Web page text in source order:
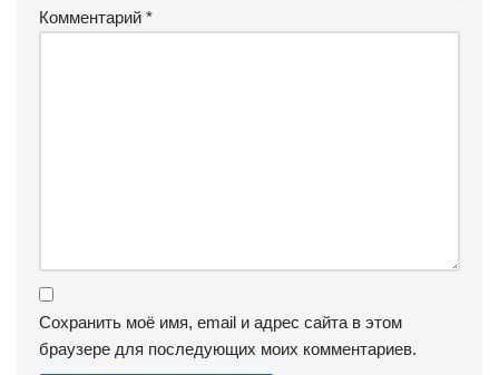
Комментарий *
Сохранить моё имя, email и адрес сайта в этом
браузере для последующих моих комментариев.